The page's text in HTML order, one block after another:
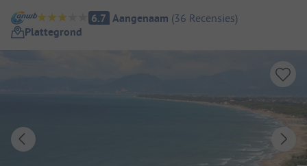
Camping overzicht
6.7 Aangenaam (36 Recensies)
Plattegrond